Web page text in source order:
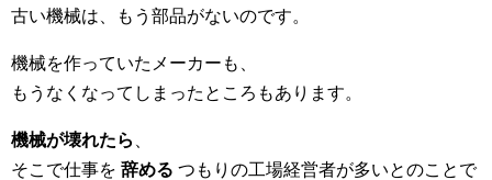
古い機械は、もう部品がないのです。
機械を作っていたメーカーも、
もうなくなってしまったところもあります。
機械が壊れたら
そこで仕事を 辞める つもりの工場経営者が多いとのことで